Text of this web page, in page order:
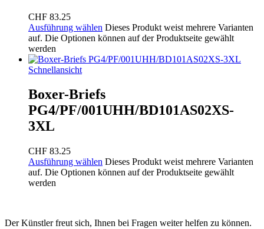
CHF 83.25
Ausführung wählen Dieses Produkt weist mehrere Varianten
auf. Die Optionen können auf der Produktseite gewählt
werden
Schnellansicht
Boxer-Briefs
PG4/PF/001UHH/BD101AS02XS-
3XL
CHF 83.25
Ausführung wählen Dieses Produkt weist mehrere Varianten
auf. Die Optionen können auf der Produktseite gewählt
werden
Der Künstler freut sich, Ihnen bei Fragen weiter helfen zu können.